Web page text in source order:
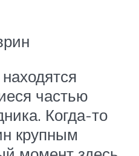
частью
Когда-то
крупным